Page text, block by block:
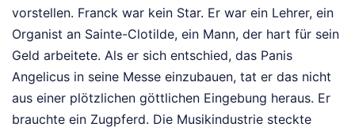
vorstellen. Franck war kein Star. Er war ein Lehrer, ein
Organist an Sainte-Clotilde, ein Mann, der hart für sein
Geld arbeitete. Als er sich entschied, das Panis
Angelicus in seine Messe einzubauen, tat er das nicht
aus einer plötzlichen göttlichen Eingebung heraus. Er
brauchte ein Zugpferd. Die Musikindustrie steckte